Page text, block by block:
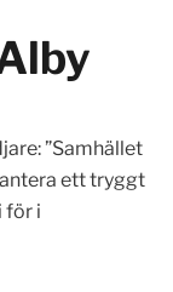
”Samhället
ett tryggt
för i